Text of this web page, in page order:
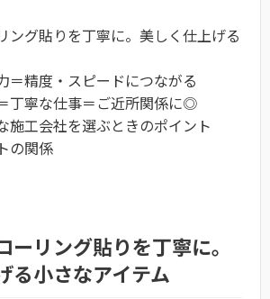
ング貼りを丁寧に。美しく仕上げる
＝精度・スピードにつながる
丁寧な仕事＝ご近所関係に◎
施工会社を選ぶときのポイント
の関係
ーリング貼りを丁寧に。
る小さなアイテム